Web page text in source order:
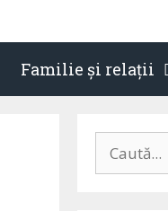
Familie și relații
după: